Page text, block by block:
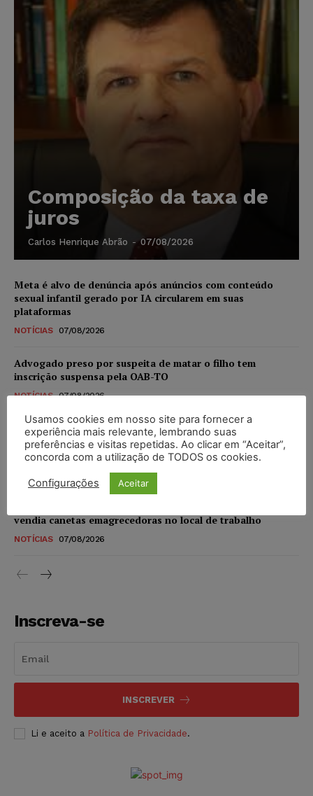
Composição da taxa de
juros
Carlos Henrique Abrão - 07/08/2026
Meta é alvo de denúncia após anúncios com conteúdo
sexual infantil gerado por IA circularem em suas
plataformas
NOTÍCIAS 07/08/2026
Advogado preso por suspeita de matar o filho tem
inscrição suspensa pela OAB-TO
NOTÍCIAS 07/08/2026
STF amplia isenção de IBS e CBS na compra de veículos
novos para pessoas com deficiência e autistas de todos os
níveis
07/08/2026
vendia canetas emagrecedoras no local de trabalho
NOTÍCIAS 07/08/2026
Inscreva-se
INSCREVER
Li e aceito a Política de Privacidade.
Usamos cookies em nosso site para fornecer a
experiência mais relevante, lembrando suas
preferências e visitas repetidas. Ao clicar em “Aceitar”,
concorda com a utilização de TODOS os cookies.
Configurações Aceitar